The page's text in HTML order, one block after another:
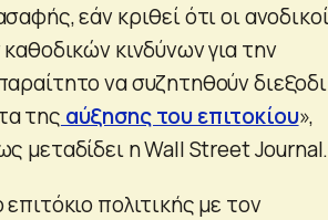
εάν κριθεί ότι οι
κινδύνων για την
να συζητηθούν
της αύξησης του επιτοκίου»,
μεταδίδει η Wall Street Journal.
πολιτικής με τον